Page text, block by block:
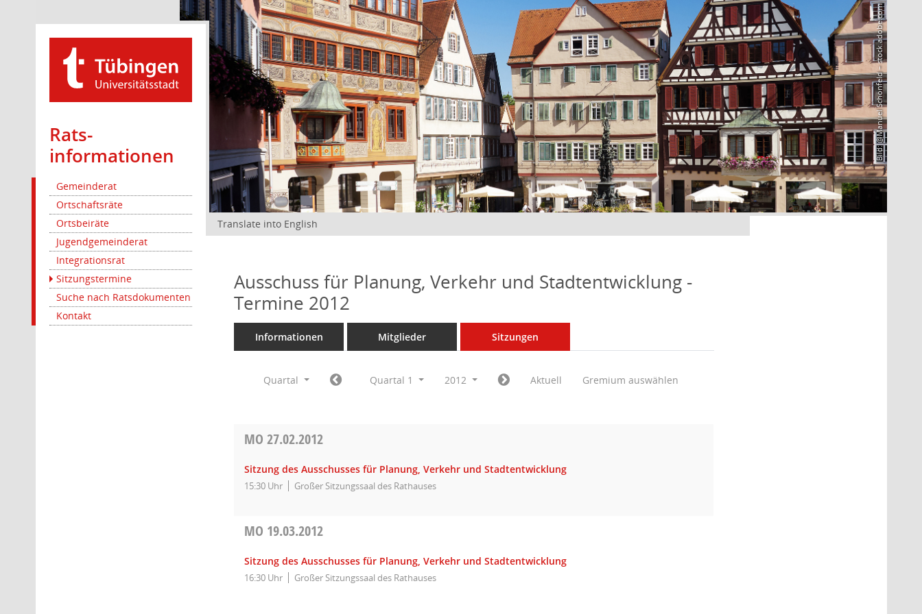
Rats­
informationen
Gemeinderat
Ortschaftsräte
Ortsbeiräte
Jugendgemeinderat
Integrationsrat
Sitzungstermine
Suche nach Ratsdokumenten
Kontakt
Bild: @Manuel Schönfeld – stock.adobe.com
Translate into English
Ausschuss für Planung, Verkehr und Stadtentwicklung -
Termine 2012
Informationen Mitglieder Sitzungen
Quartal Quartal 1 2012 Aktuell Gremium auswählen
MO27.02.2012
Sitzung des Ausschusses für Planung, Verkehr und Stadtentwicklung
15:30 Uhr Großer Sitzungssaal des Rathauses
MO 19.03.2012
Sitzung des Ausschusses für Planung, Verkehr und Stadtentwicklung
16:30 Uhr Großer Sitzungssaal des Rathauses